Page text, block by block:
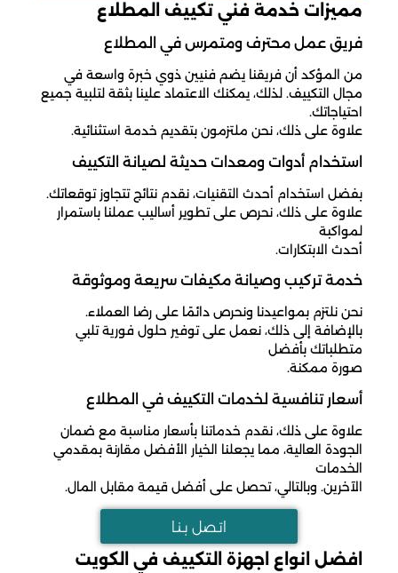
مميزات خدمة فني تكييف المطلاع
فريق عمل محترف ومتمرس في المطلاع
من المؤكد أن فريقنا يضم فنيين ذوي خبرة واسعة في
مجال التكييف. لذلك، يمكنك الاعتماد علينا بثقة لتلبية جميع
احتياجاتك.
علاوة على ذلك، نحن ملتزمون بتقديم خدمة استثنائية.
استخدام أدوات ومعدات حديثة لصيانة التكييف
بفضل استخدام أحدث التقنيات، نقدم نتائج تتجاوز توقعاتك.
علاوة على ذلك، نحرص على تطوير أساليب عملنا باستمرار
لمواكبة
أحدث الابتكارات.
خدمة تركيب وصيانة مكيفات سريعة وموثوقة
نحن نلتزم بمواعيدنا ونحرص دائمًا على رضا العملاء.
بالإضافة إلى ذلك، نعمل على توفير حلول فورية تلبي
متطلباتك بأفضل
صورة ممكنة.
أسعار تنافسية لخدمات التكييف في المطلاع
علاوة على ذلك، نقدم خدماتنا بأسعار مناسبة مع ضمان
الجودة العالية، مما يجعلنا الخيار الأفضل مقارنة بمقدمي
الخدمات
الآخرين. وبالتالي، تحصل على أفضل قيمة مقابل المال.
اتـصل بـنـا
افضل انواع اجهزة التكييف في الكويت